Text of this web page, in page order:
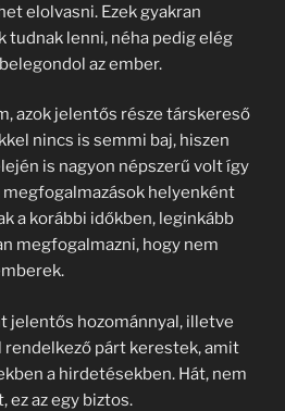
elolvasni. Ezek gyakran
tudnak lenni, néha pedig elég
az ember.
azok jelentős része társkereső
nincs is semmi baj, hiszen
is nagyon népszerű volt így
helyenként
a korábbi időkben, leginkább
megfogalmazni, hogy nem
jelentős hozománnyal, illetve
rendelkező párt kerestek, amit
a hirdetésekben. Hát, nem
ez az egy biztos.